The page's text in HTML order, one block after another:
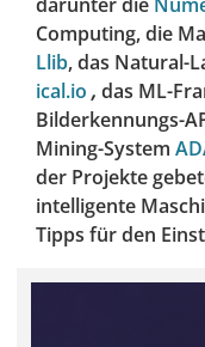
Computing, die
Llib, das Natural-
ical.io , das ML-
Bilderkennungs-
Mining-System
der Projekte
intelligente
Tipps für den